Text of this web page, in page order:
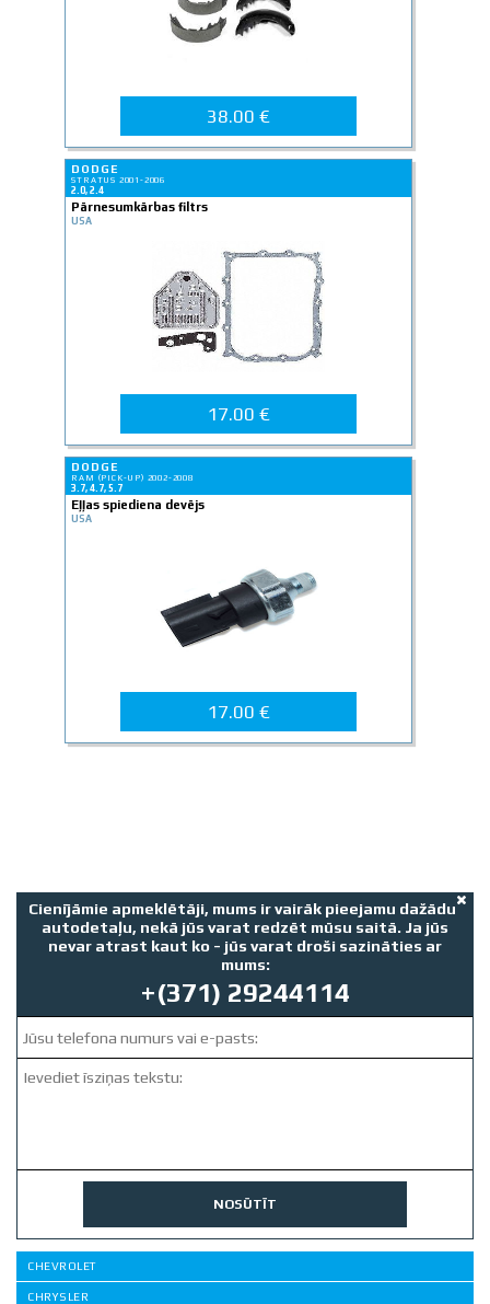
38.00 €
DODGE
STRATUS 2001-2006
2.0, 2.4
Pārnesumkārbas filtrs
USA
17.00 €
DODGE
RAM (PICK-UP) 2002-2008
3.7, 4.7, 5.7
Eļļas spiediena devējs
USA
17.00 €
Cienījāmie apmeklētāji, mums ir vairāk pieejamu dažādu
autodetaļu, nekā jūs varat redzēt mūsu saitā. Ja jūs
nevar atrast kaut ko - jūs varat droši sazināties ar
mums:
+(371) 29244114
NOSŪTĪT
CHEVROLET
CHRYSLER